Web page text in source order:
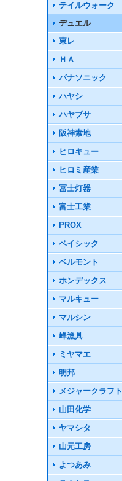
テイルウォーク
デュエル
東レ
ＨＡ
パナソニック
ハヤシ
ハヤブサ
阪神素地
ヒロキュー
ヒロミ産業
冨士灯器
富士工業
PROX
ベイシック
ベルモント
ホンデックス
マルキュー
マルシン
峰漁具
ミヤマエ
明邦
メジャークラフト
山田化学
ヤマシタ
山元工房
よつあみ